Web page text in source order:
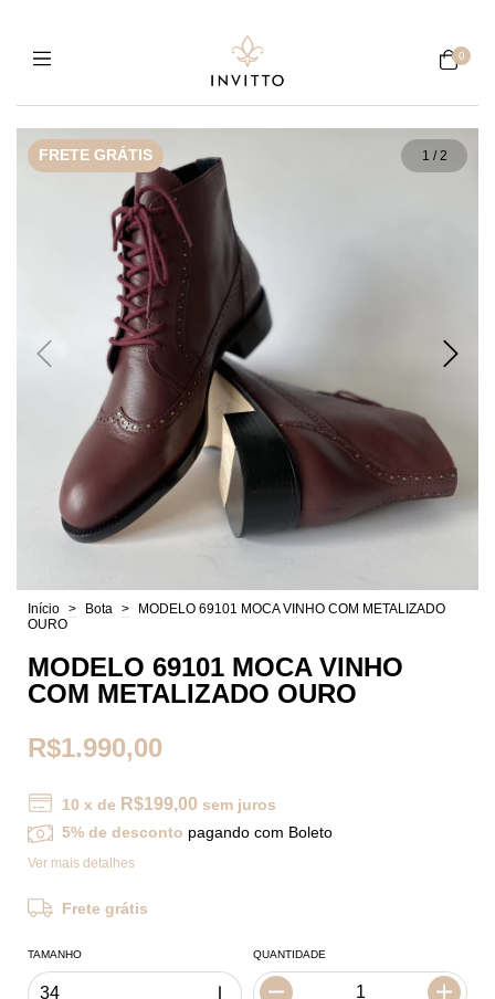
0
FRETE GRÁTIS 1 /2
Início > Bota >
MODELO 69101 MOCA VINHO COM METALIZADO
OURO
MODELO 69101 MOCA VINHO
COM METALIZADO OURO
R$1.990,00
10 x de R$199,00 sem juros
5% de desconto pagando com Boleto
Ver mais detalhes
Frete grátis
TAMANHO QUANTIDADE